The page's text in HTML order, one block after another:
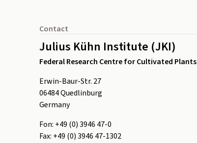
Contact
Julius Kühn Institute (JKI)
Federal Research Centre for Cultivated Plants
Erwin-Baur-Str. 27
06484Quedlinburg
Germany
Fon: +49 (0) 3946 47-0
Fax: +49 (0) 3946 47-1302